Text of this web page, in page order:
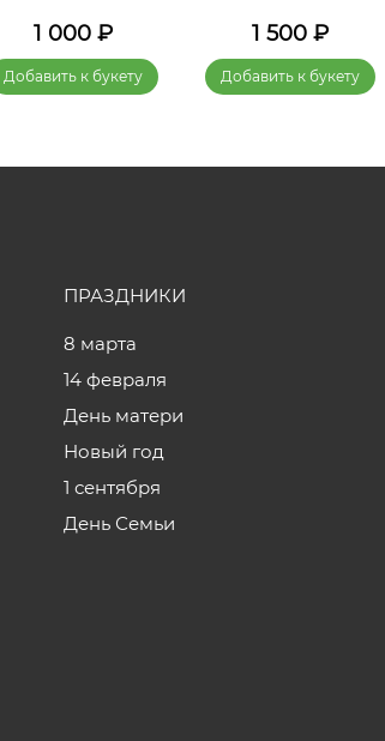
1 000 ₽
Добавить к букету
1 500 ₽
Добавить к букету
ПРАЗДНИКИ
8 марта
14 февраля
День матери
Новый год
1 сентября
День Семьи